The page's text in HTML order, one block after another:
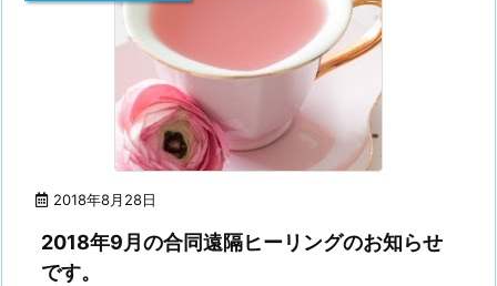
2018年8月28日
2018年9月の合同遠隔ヒーリングのお知らせ
です。